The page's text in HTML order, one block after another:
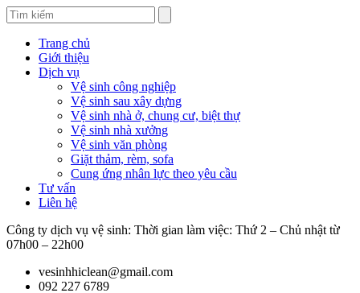
Trang chủ
Giới thiệu
Dịch vụ
Vệ sinh công nghiệp
Vệ sinh sau xây dựng
Vệ sinh nhà ở, chung cư, biệt thự
Vệ sinh nhà xưởng
Vệ sinh văn phòng
Giặt thảm, rèm, sofa
Cung ứng nhân lực theo yêu cầu
Tư vấn
Liên hệ
Công ty dịch vụ vệ sinh: Thời gian làm việc: Thứ 2 – Chủ nhật từ
07h00 – 22h00
vesinhhiclean@gmail.com
092 227 6789